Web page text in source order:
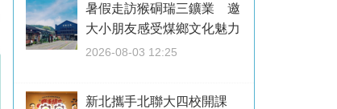
暑假走訪猴硐瑞三鑛業 邀
大小朋友感受煤鄉文化魅力
2026-08-03 12:25
新北攜手北聯大四校開課